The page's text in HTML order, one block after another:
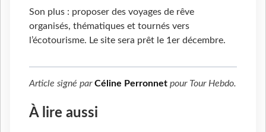
Son plus : proposer des voyages de rêve
organisés, thématiques et tournés vers
l’écotourisme. Le site sera prêt le 1er décembre.
Article signé parCéline Perronnet pour Tour Hebdo.
À lire aussi